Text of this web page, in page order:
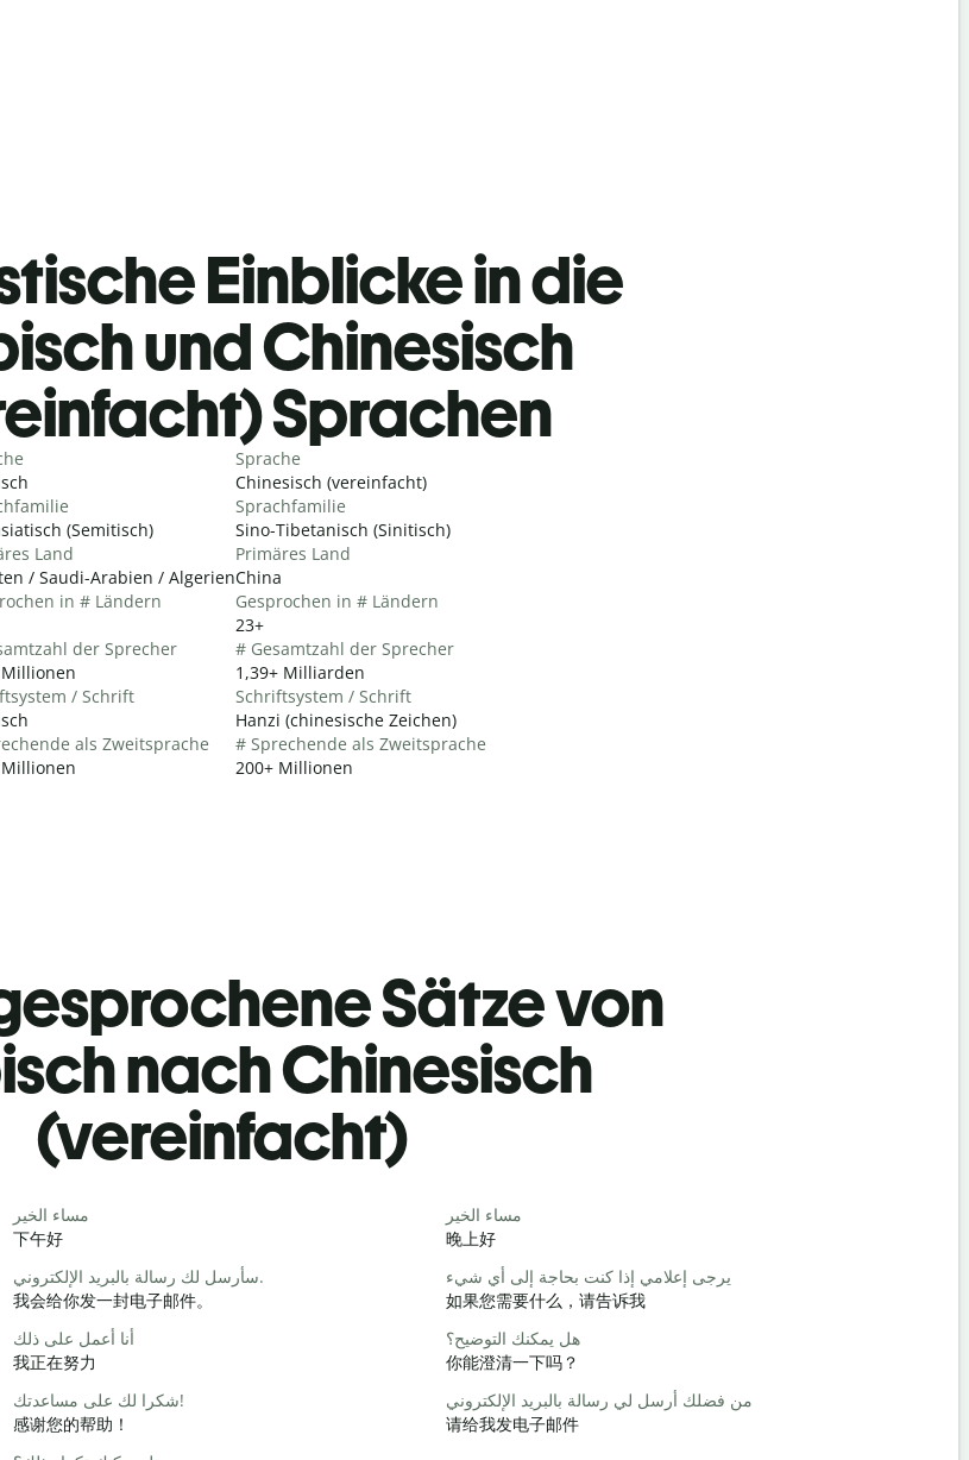
Einblicke in die
und Chinesisch
Sprachen
(Semitisch)
Land
/ Saudi-Arabien / Algerien
in # Ländern
der Sprecher
/ Schrift
als Zweitsprache
Millionen
Sprache
Chinesisch (vereinfacht)
Sprachfamilie
Sino-Tibetanisch (Sinitisch)
Primäres Land
China
Gesprochen in # Ländern
23+
# Gesamtzahl der Sprecher
1,39+ Milliarden
Schriftsystem / Schrift
Hanzi (chinesische Zeichen)
# Sprechende als Zweitsprache
200+ Millionen
Sätze von
nach Chinesisch
(vereinfacht)
مساء الخير
下午好
مساء الخير
晚上好
سأرسل لك رسالة بالبريد الإلكتروني.
我会给你发一封电子邮件。
يرجى إعلامي إذا كنت بحاجة إلى أي شيء
如果您需要什么，请告诉我
أنا أعمل على ذلك
我正在努力
هل يمكنك التوضيح؟
你能澄清一下吗？
شكرا لك على مساعدتك!
感谢您的帮助！
من فضلك أرسل لي رسالة بالبريد الإلكتروني
请给我发电子邮件